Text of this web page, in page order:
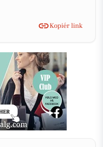
Kopiér link